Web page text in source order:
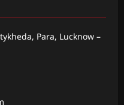
Para, Lucknow –